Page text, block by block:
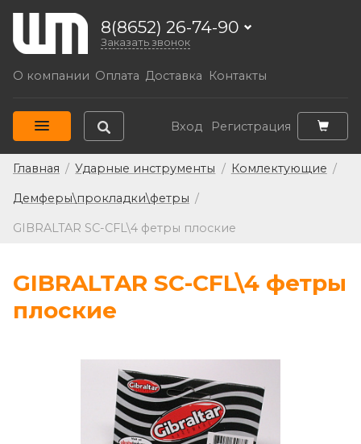
8(8652) 26-74-90
Заказать звонок
О компании Оплата Доставка Контакты
Вход Регистрация
Главная / Ударные инструменты / Комлектующие /
Демферы\прокладки\фетры /
GIBRALTAR SC-CFL\4 фетры плоские
GIBRALTAR SC-CFL\4 фетры
плоские